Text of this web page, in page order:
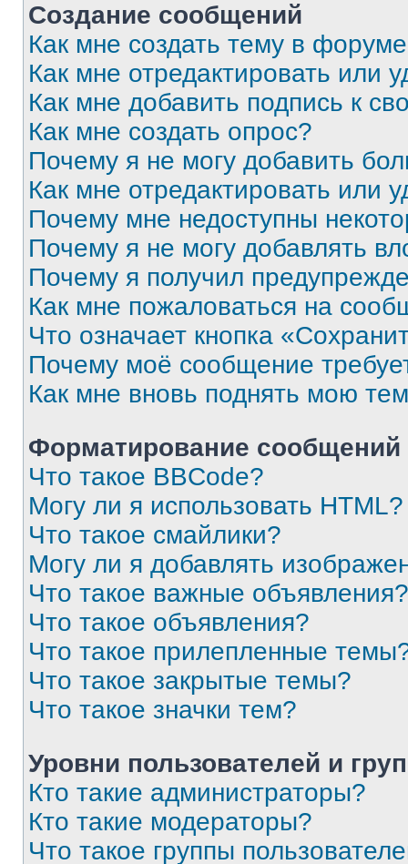
Создание сообщений
Как мне создать тему в
Как мне отредактировать или
Как мне добавить подпись к
Как мне создать опрос?
Почему я не могу добавить
Как мне отредактировать или
Почему мне недоступны
Почему я не могу добавлять
Почему я получил
Как мне пожаловаться на
Что означает кнопка
Почему моё сообщение
Как мне вновь поднять мою
Форматирование
Что такое BBCode?
Могу ли я использовать HTML?
Что такое смайлики?
Могу ли я добавлять
Что такое важные объявления?
Что такое объявления?
Что такое прилепленные
Что такое закрытые темы?
Что такое значки тем?
Уровни пользователей и
Кто такие администраторы?
Кто такие модераторы?
Что такое группы